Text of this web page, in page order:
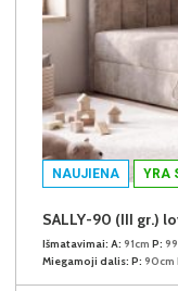
NAUJIENA YRA
SALLY-90 (III gr.)
Išmatavimai: A: 91cm P:
Miegamoji dalis: P: 90cm